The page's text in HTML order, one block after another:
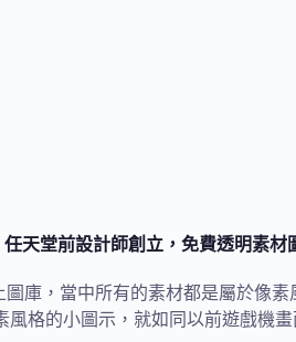
天堂前設計師創立，免費透明素材
庫，當中所有的素材都是屬於像
格的小圖示，就如同以前遊戲機